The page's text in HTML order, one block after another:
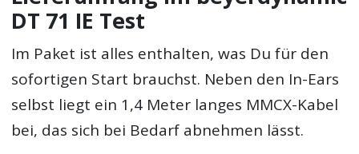
DT 71 IE Test
Im Paket ist alles enthalten, was Du für den
sofortigen Start brauchst. Neben den In-Ears
selbst liegt ein 1,4 Meter langes MMCX-Kabel
bei, das sich bei Bedarf abnehmen lässt.